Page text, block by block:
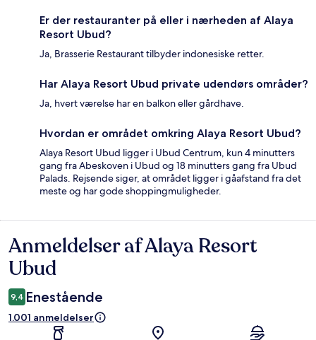
Er der restauranter på eller i nærheden af Alaya
Resort Ubud?
Ja, Brasserie Restaurant tilbyder indonesiske retter.
Har Alaya Resort Ubud private udendørs områder?
Ja, hvert værelse har en balkon eller gårdhave.
Hvordan er området omkring Alaya Resort Ubud?
Alaya Resort Ubud ligger i Ubud Centrum, kun 4 minutters
gang fra Abeskoven i Ubud og 18 minutters gang fra Ubud
Palads. Rejsende siger, at området ligger i gåafstand fra det
meste og har gode shoppingmuligheder.
Anmeldelser
Anmeldelser af Alaya Resort
Ubud
9,4 Enestående
1.001 anmeldelser